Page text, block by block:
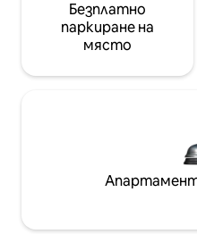
Безплатно
паркиране на
място
Апартамент